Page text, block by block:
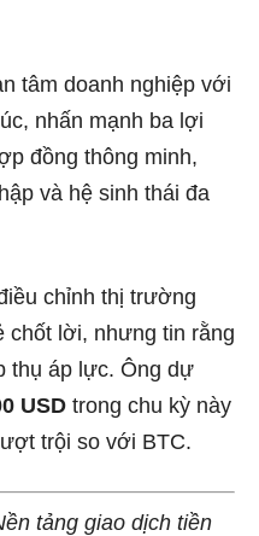
tâm doanh nghiệp với
nhấn mạnh ba lợi
đồng thông minh,
và hệ sinh thái đa
chỉnh thị trường
chốt lời, nhưng tin rằng
thụ áp lực. Ông dự
USD trong chu kỳ này
trội so với BTC.
tảng giao dịch tiền